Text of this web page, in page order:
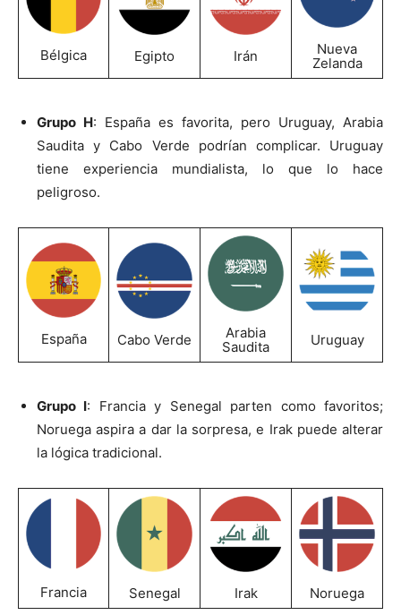
Bélgica Egipto Irán
Nueva
Zelanda
Grupo H: España es favorita, pero Uruguay, Arabia
Saudita y Cabo Verde podrían complicar. Uruguay
tiene experiencia mundialista, lo que lo hace
peligroso.
España Cabo Verde
Arabia
Saudita
Uruguay
Grupo I: Francia y Senegal parten como favoritos;
Noruega aspira a dar la sorpresa, e Irak puede alterar
la lógica tradicional.
Francia Senegal Irak Noruega